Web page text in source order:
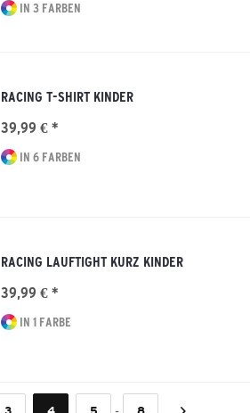
IN 3 FARBEN
RACING T-SHIRT KINDER
39,99 € *
IN 6 FARBEN
RACING LAUFTIGHT KURZ KINDER
39,99 € *
IN 1 FARBE